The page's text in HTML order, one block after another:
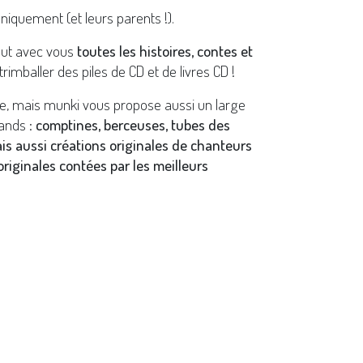
(et leurs parents !).
avec vous toutes les histoires, contes et
des piles de CD et de livres CD !
mais munki vous propose aussi un large
: comptines, berceuses, tubes des
aussi créations originales de chanteurs
contées par les meilleurs